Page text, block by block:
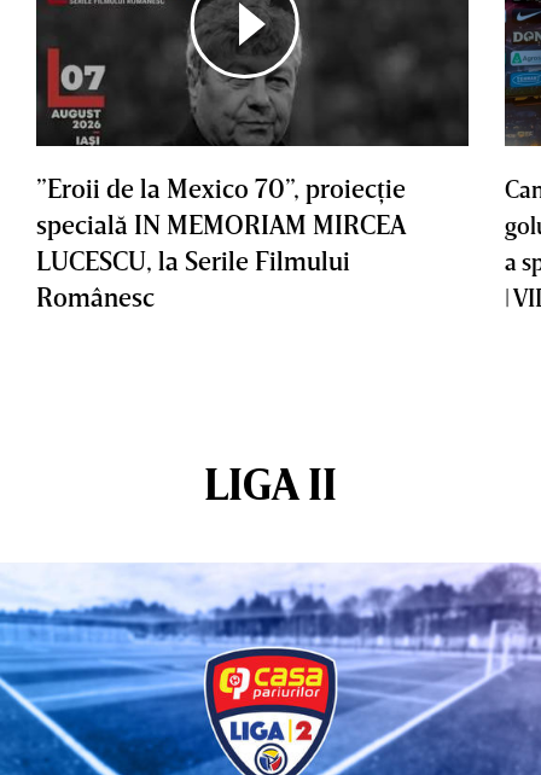
”Eroii de la Mexico 70”, proiecţie
specială IN MEMORIAM MIRCEA
LUCESCU, la Serile Filmului
Românesc
a
|
LIGA II